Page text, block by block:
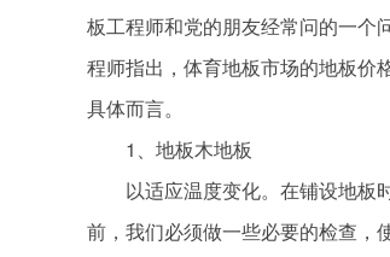
板工程师和党的朋友经常问的一个
程师指出，体育地板市场的地板价
具体而言。
1、地板木地板
以适应温度变化。在铺设地板时
前，我们必须做一些必要的检查，